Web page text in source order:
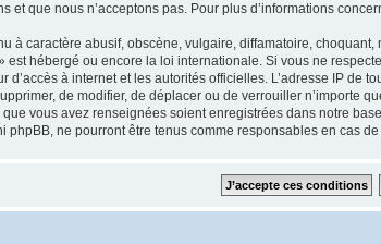
et que nous n’acceptons pas. Pour plus d’informations
à caractère abusif, obscène, vulgaire, diffamatoire,
est hébergé ou encore la loi internationale. Si vous ne
d’accès à internet et les autorités officielles. L’adresse IP
de modifier, de déplacer ou de verrouiller n’importe
vous avez renseignées soient enregistrées dans notre
phpBB, ne pourront être tenus comme responsables en cas